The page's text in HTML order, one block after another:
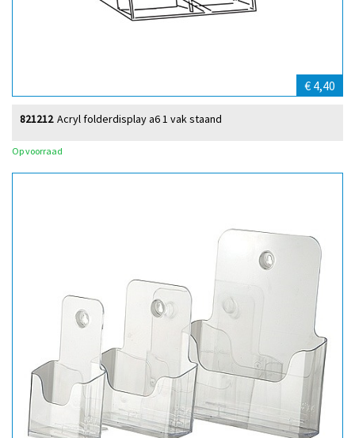
€ 4,40
Acryl folderdisplay a6 1 vak staand
821212
Op voorraad